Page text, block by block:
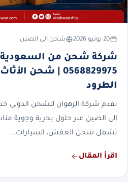
20 يونيو 2026 شحن الى الصين
شركة شحن من السعودية
0568829975 |
الطرود
تقدم شركة الرهوان للشحن
إلى الصين عبر حلول بحرية وجوية
تشمل شحن العفش، السيارات،…
اقرأ المقال